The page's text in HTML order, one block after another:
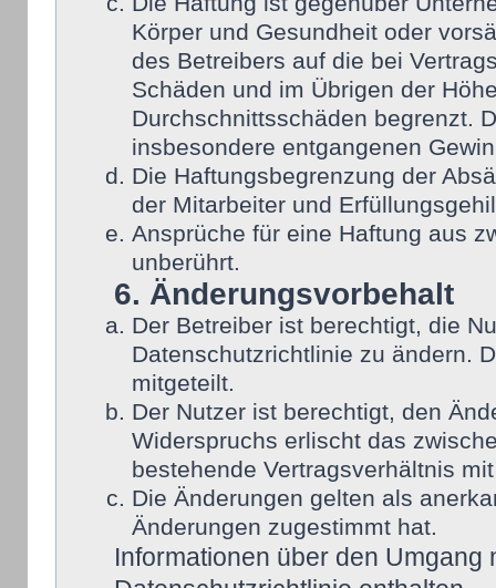
Körper und Gesundheit oder
des Betreibers auf die bei
Schäden und im Übrigen der
Durchschnittsschäden begrenzt.
insbesondere entgangenen
Die Haftungsbegrenzung der
der Mitarbeiter und
Ansprüche für eine Haftung aus
unberührt.
6. Änderungsvorbehalt
Der Betreiber ist berechtigt, die
Datenschutzrichtlinie zu ändern.
mitgeteilt.
Der Nutzer ist berechtigt, den
Widerspruchs erlischt das
bestehende Vertragsverhältnis
Die Änderungen gelten als
Änderungen zugestimmt hat.
Informationen über den